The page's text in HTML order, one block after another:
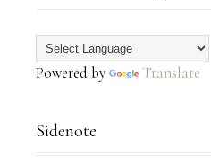
Powered by Translate
Sidenote